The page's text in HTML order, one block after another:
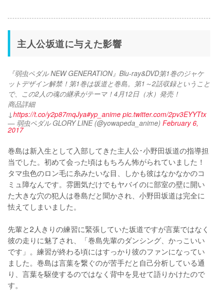
主人公坂道に与えた影響
『弱虫ペダル NEW GENERATION』Blu-ray&DVD第1巻のジャケ
ットデザイン解禁！第1巻は坂道と巻島。第1～2話収録ということ
で、この2人の魂の継承がテーマ！4月12日（水）発売！
商品詳細
↓https://t.co/y2p87mqJya#yp_anime pic.twitter.com/2pv3EYYTtx
— 弱虫ペダル GLORY LINE (@yowapeda_anime) February 6,
2017
巻島は新入生として入部してきた主人公･小野田坂道の指導担
当でした。初めて会った頃はもちろん怖がられていました！
タマ虫色のロン毛に糸みたいな目、しかも彼はなかなかのコ
ミュ障なんです。雰囲気だけでもヤバイのに部室の壁に開い
た大きな穴の犯人は巻島だと聞かされ、小野田坂道は完全に
怯えてしまいました。
先輩と2人きりの練習に緊張していた坂道ですが言葉ではなく
彼の走りに魅了され、「巻島先輩のダンシング、かっこいい
です」。練習が終わる頃にはすっかり彼のファンになってい
ました。巻島は言葉を繋ぐのが苦手だと自己分析している通
り、言葉を駆使するのではなく背中を見せて語りかけたので
す。